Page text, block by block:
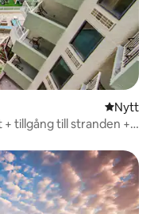
NyttNytt
tillgång till stranden +